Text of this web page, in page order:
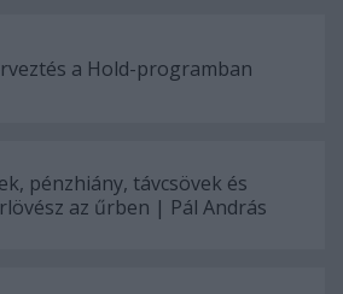
a Hold-programban
pénzhiány, távcsövek és
az űrben | Pál András